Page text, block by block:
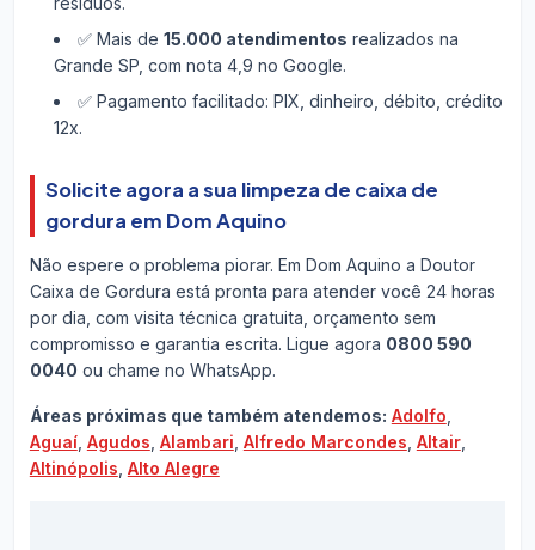
✅ Mais de 15.000 atendimentos realizados na
Grande SP, com nota 4,9 no Google.
✅ Pagamento facilitado: PIX, dinheiro, débito, crédito
12x.
Solicite agora a sua limpeza de caixa de
gordura em Dom Aquino
Não espere o problema piorar. Em Dom Aquino a Doutor
Caixa de Gordura está pronta para atender você 24 horas
por dia, com visita técnica gratuita, orçamento sem
compromisso e garantia escrita. Ligue agora 0800 590
0040 ou chame no WhatsApp.
Áreas próximas que também atendemos: Adolfo
Aguaí, Agudos Alambari Alfredo Marcondes Altair,
Altinópolis Alto Alegre